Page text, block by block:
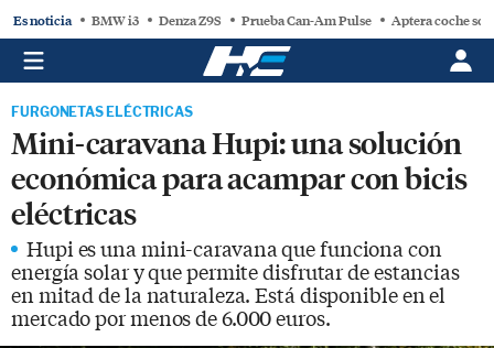
Es noticia BMW i3 Denza Z9S Prueba Can-Am Pulse Aptera coche
FURGONETAS ELÉCTRICAS
Mini-caravana Hupi: una solución
económica para acampar con bicis
eléctricas
Hupi es una mini-caravana que funciona con
energía solar y que permite disfrutar de estancias
en mitad de la naturaleza. Está disponible en el
mercado por menos de 6.000 euros.